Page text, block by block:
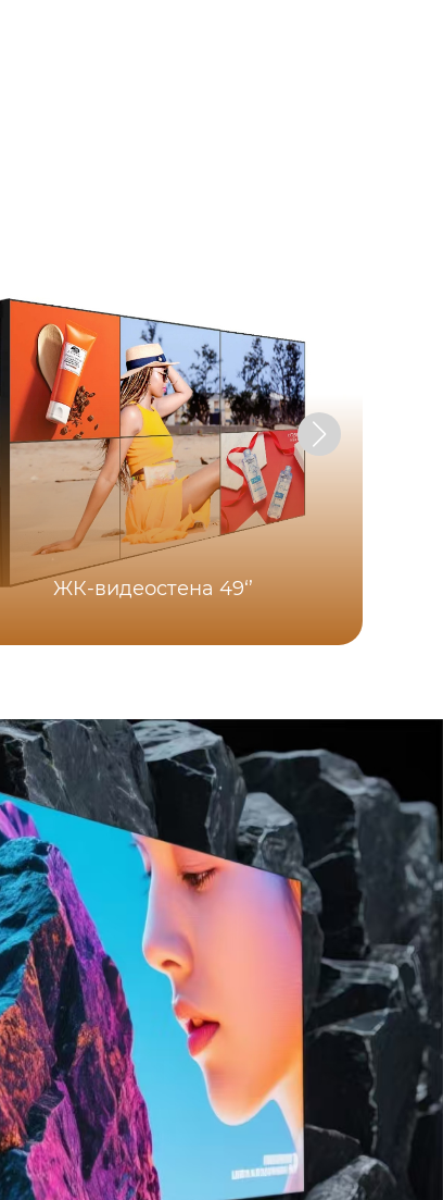
ЖК-видеостена 49‘’